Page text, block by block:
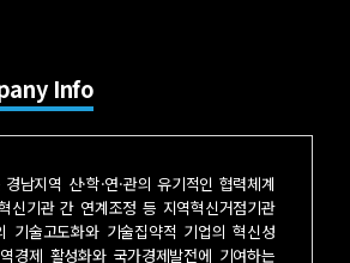
Info
남지역 산·학·연·관의 유기적인 협력체계
신기관 간 연계조정 등 지역혁신거점기관
기술고도화와 기술집약적 기업의 혁신성
경제 활성화와 국가경제발전에 기여하는